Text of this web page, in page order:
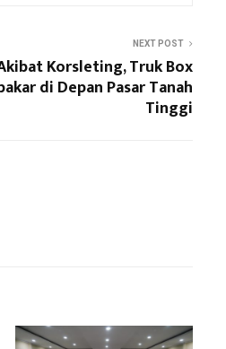
NEXT POST
Korsleting, Truk Box
di Depan Pasar Tanah
Tinggi